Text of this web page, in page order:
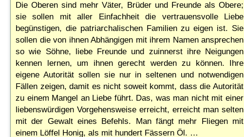
Die Oberen sind mehr Väter, Brüder und Freunde als Obere;
sie sollen mit aller Einfachheit die vertrauensvolle Liebe
begünstigen, die patriarchalischen Familien zu eigen ist. Sie
sollen die von ihnen Abhängigen mit ihrem Namen ansprechen
so wie Söhne, liebe Freunde und zuinnerst ihre Neigungen
kennen lernen, um ihnen gerecht werden zu können. Ihre
eigene Autorität sollen sie nur in seltenen und notwendigen
Fällen zeigen, damit es nicht soweit kommt, dass die Autorität
zu einem Mangel an Liebe führt. Das, was man nicht mit einer
liebenswürdigen Vorgehensweise erreicht, erreicht man selten
mit der Gewalt eines Befehls. Man fängt mehr Fliegen mit
einem Löffel Honig, als mit hundert Fässern Öl. …